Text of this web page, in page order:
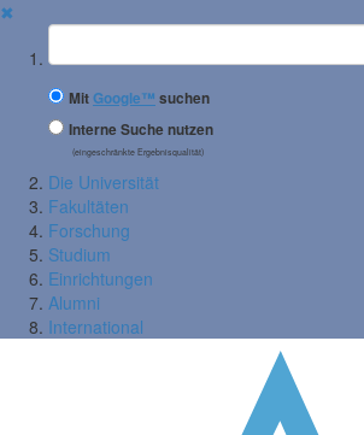
✖
Suchbegriff
MitGoogle™ suchen
Interne Suche nutzen
(eingeschränkte Ergebnisqualität)
Die Universität
Fakultäten
Forschung
Studium
Einrichtungen
Alumni
International